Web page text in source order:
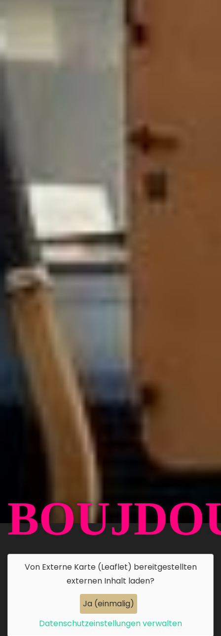
Von Externe Karte (Leaflet) bereitgestellten
externen Inhalt laden?
Ja (einmalig)
Datenschutzeinstellungen verwalten